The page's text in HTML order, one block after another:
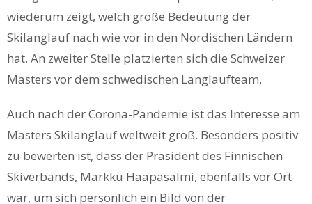
wiederum zeigt, welch große Bedeutung der
Skilanglauf nach wie vor in den Nordischen Ländern
hat. An zweiter Stelle platzierten sich die Schweizer
Masters vor dem schwedischen Langlaufteam.
Auch nach der Corona-Pandemie ist das Interesse am
Masters Skilanglauf weltweit groß. Besonders positiv
zu bewerten ist, dass der Präsident des Finnischen
Skiverbands, Markku Haapasalmi, ebenfalls vor Ort
war, um sich persönlich ein Bild von der